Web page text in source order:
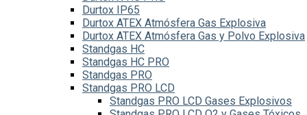
Durtox IP65
Durtox ATEX Atmósfera Gas Explosiva
Durtox ATEX Atmósfera Gas y Polvo Explosiva
Standgas HC
Standgas HC PRO
Standgas PRO
Standgas PRO LCD
Standgas PRO LCD Gases Explosivos